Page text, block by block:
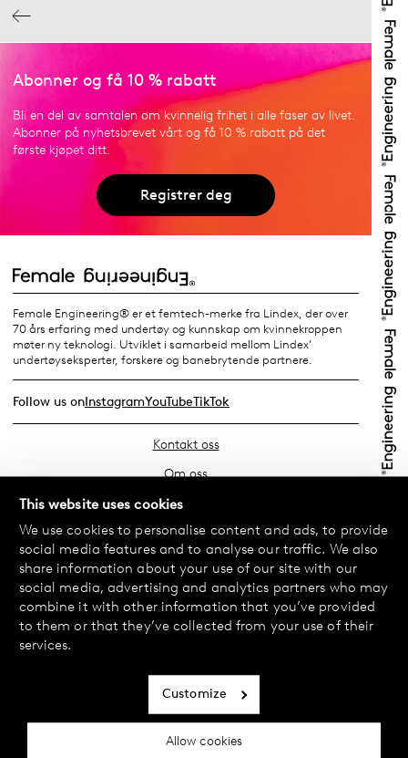
This website uses cookies
We use cookies to personalise content and ads, to provide
social media features and to analyse our traffic. We also
share information about your use of our site with our
social media, advertising and analytics partners who may
combine it with other information that you’ve provided
to them or that they’ve collected from your use of their
services.
Allow cookies
Customize
Abonner og få 10 % rabatt
Bli en del av samtalen om kvinnelig frihet i alle faser av livet.
Abonner på nyhetsbrevet vårt og få 10 % rabatt på det
første kjøpet ditt.
Registrer deg
Female Engineering® er et femtech-merke fra Lindex, der over
70 års erfaring med undertøy og kunnskap om kvinnekroppen
møter ny teknologi. Utviklet i samarbeid mellom Lindex’
undertøyseksperter, forskere og banebrytende partnere.
Follow us onInstagramYouTubeTikTok
Kontakt oss
Om oss
Finn din butikk
Vanlige spørsmål
Vilkår
Personvernerklæring
Bytte og retur
Informasjonskapsler
Cookie-innstillinger